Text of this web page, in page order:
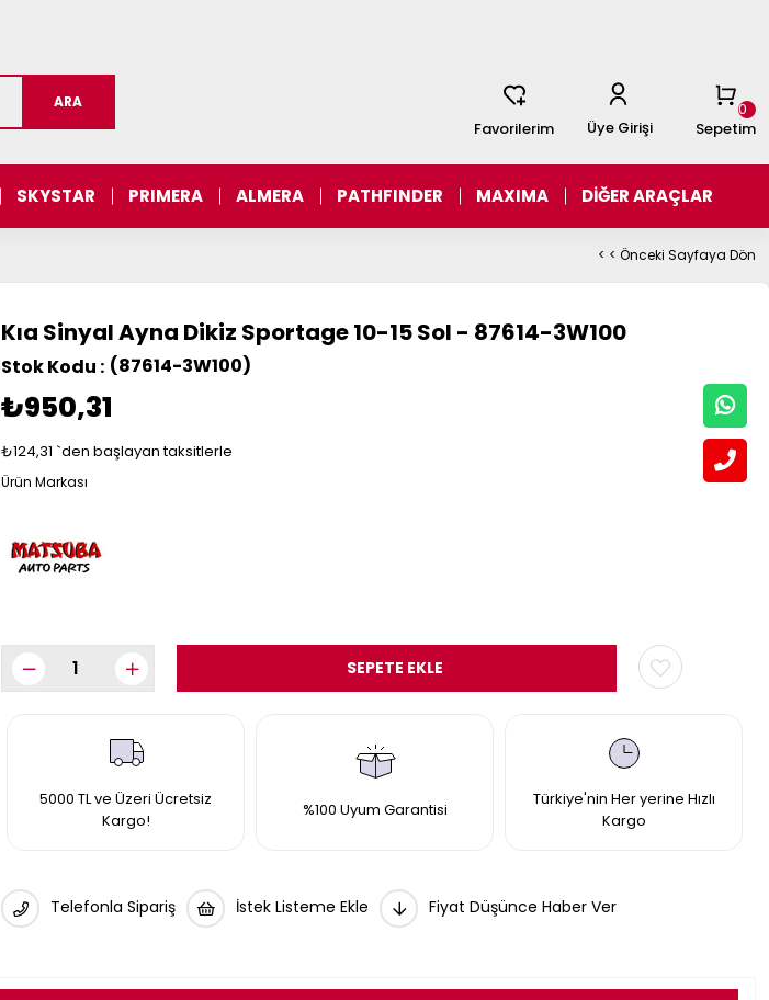
Sepetim
0
Favorilerim
Üye Girişi
SKYSTAR PRIMERA ALMERA PATHFINDER MAXIMA DİĞER ARAÇLAR
< < Önceki Sayfaya Dön
Kıa Sinyal Ayna Dikiz Sportage 10-15 Sol - 87614-3W100
(87614-3W100)
₺950,31
₺124,31 `den başlayan taksitlerle
5000 TL ve Üzeri Ücretsiz
Kargo!
%100 Uyum Garantisi
Türkiye'nin Her yerine Hızlı
Kargo
Telefonla Sipariş İstek Listeme Ekle Fiyat Düşünce Haber Ver